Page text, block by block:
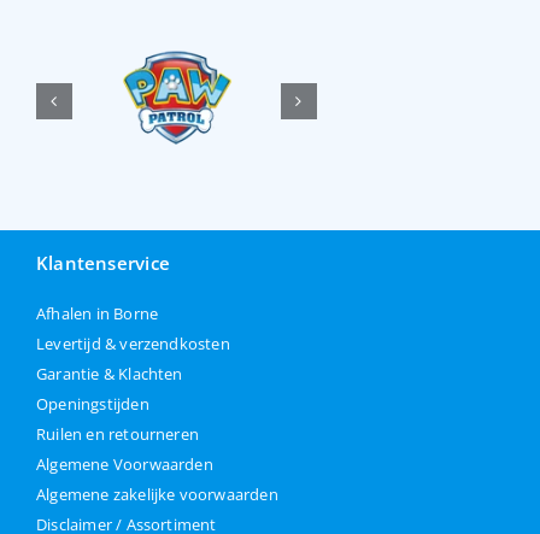
Klantenservice
Afhalen in Borne
Levertijd & verzendkosten
Garantie & Klachten
Openingstijden
Ruilen en retourneren
Algemene Voorwaarden
Algemene zakelijke voorwaarden
Disclaimer / Assortiment